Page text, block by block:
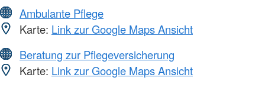
Ambulante Pflege
Karte: Link zur Google Maps Ansicht
Beratung zur Pflegeversicherung
Karte: Link zur Google Maps Ansicht